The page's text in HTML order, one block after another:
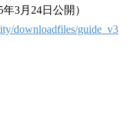
3月24日公開）
downloadfiles/guide_v3